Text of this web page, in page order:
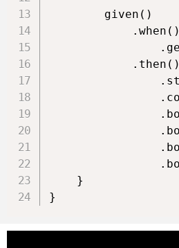
        given()
            .when()
            .then()
    }
}